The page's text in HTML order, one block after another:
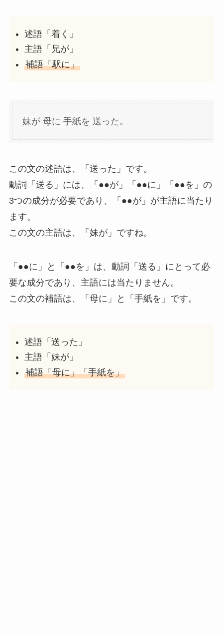
述語「着く」
主語「兄が」
補語「駅に」
妹が 母に 手紙を 送った。
この文の述語は、「送った」です。
動詞「送る」には、「●●が」「●●に」「●●を」の
3つの成分が必要であり、「●●が」が主語に当たり
ます。
この文の主語は、「妹が」ですね。
「●●に」と「●●を」は、動詞「送る」にとって必
要な成分であり、主語には当たりません。
この文の補語は、「母に」と「手紙を」です。
述語「送った」
主語「妹が」
補語「母に」「手紙を」